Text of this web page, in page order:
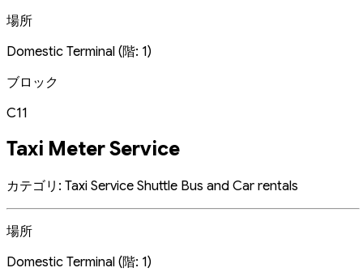
場所
Domestic Terminal (階: 1)
ブロック
C11
Taxi Meter Service
カテゴリ: Taxi Service Shuttle Bus and Car rentals
場所
Domestic Terminal (階: 1)